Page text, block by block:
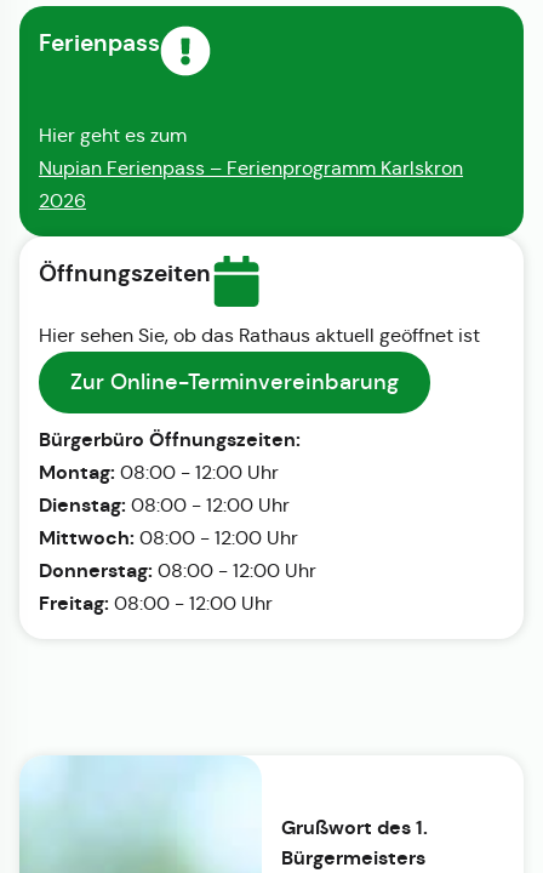
Ferienpass
Hier geht es zum
Nupian Ferienpass – Ferienprogramm Karlskron
2026
Öffnungszeiten
Hier sehen Sie, ob das Rathaus aktuell geöffnet ist
Zur Online-Terminvereinbarung
Bürgerbüro Öffnungszeiten:
Montag: 08:00 - 12:00 Uhr
Dienstag: 08:00 - 12:00 Uhr
Mittwoch: 08:00 - 12:00 Uhr
Donnerstag: 08:00 - 12:00 Uhr
Freitag: 08:00 - 12:00 Uhr
Grußwort des 1.
Bürgermeisters